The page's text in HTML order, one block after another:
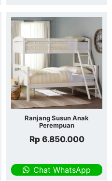
Ranjang Susun Anak
Perempuan
Rp6.850.000
Chat WhatsApp